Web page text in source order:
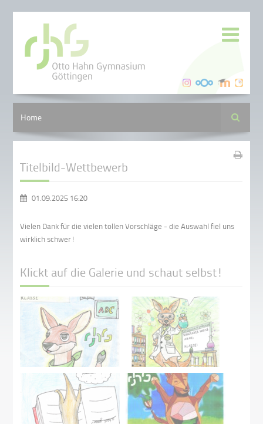
Home Suche
Titelbild-Wettbewerb
01.09.2025 16:20
Vielen Dank für die vielen tollen Vorschläge - die Auswahl fiel uns
wirklich schwer!
Klickt auf die Galerie und schaut selbst!